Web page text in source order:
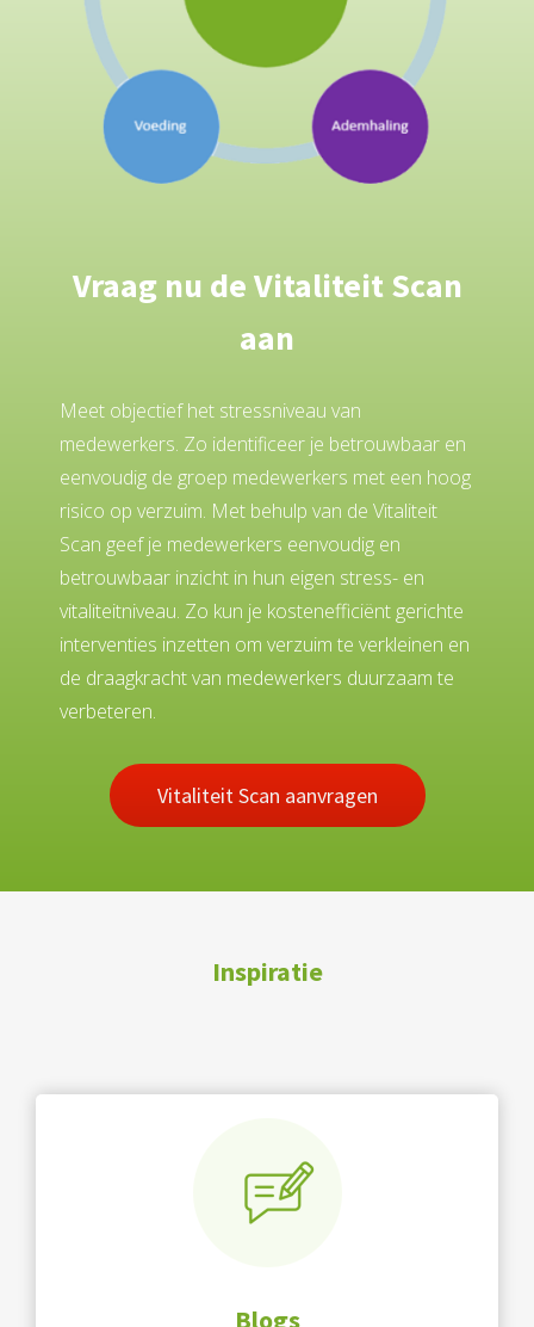
Vraag nu de Vitaliteit Scan
aan
Meet objectief het stressniveau van
medewerkers. Zo identificeer je betrouwbaar en
eenvoudig de groep medewerkers met een hoog
risico op verzuim. Met behulp van de Vitaliteit
Scan geef je medewerkers eenvoudig en
betrouwbaar inzicht in hun eigen stress- en
vitaliteitniveau. Zo kun je kostenefficiënt gerichte
interventies inzetten om verzuim te verkleinen en
de draagkracht van medewerkers duurzaam te
verbeteren.
Vitaliteit Scan aanvragen
Inspiratie